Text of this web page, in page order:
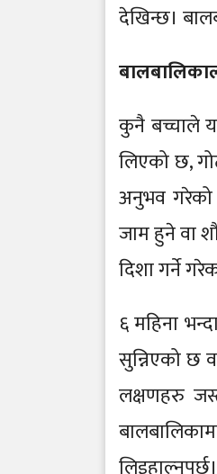
देखिन्छ।
कुनै बच्चाले
लिएको छ,
अनुभव
जाम हुने वा
दिशा गर्ने
६ महिना
सुन्निएको छ
लक्षणहरु